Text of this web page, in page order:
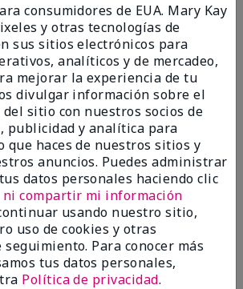
5
up Brushes Ever
Mary Kay® Essential Brush
these Brushes do! Appling
my face fills so Great. And Looks so
consumidores de EUA. Mary Kay
y otras tecnologías de
sus sitios electrónicos para
analíticos y de mercadeo,
mejorar la experiencia de tu
divulgar información sobre el
del sitio con nuestros socios de
publicidad y analítica para
que haces de nuestros sitios y
anuncios. Puedes administrar
datos personales haciendo clic
ni compartir mi información
usando nuestro sitio,
uso de cookies y otras
Para conocer más
tus datos personales,
Política de privacidad.